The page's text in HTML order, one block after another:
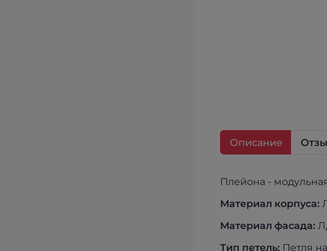
Описание
Плейона -
Материал корпуса:
Материал фасада:
Тип петель: Петля